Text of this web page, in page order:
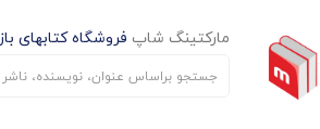
مارکتینگ شاپ فروشگاه کتابهای